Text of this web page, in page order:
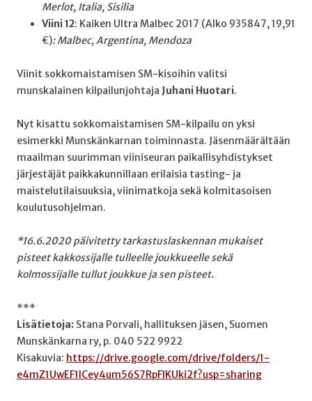
Merlot, Italia, Sisilia
Viini 12: Kaiken Ultra Malbec 2017 (Alko 935847, 19,91
€): Malbec, Argentina, Mendoza
Viinit sokkomaistamisen SM-kisoihin valitsi
munskalainen kilpailunjohtaja Juhani Huotari.
Nyt kisattu sokkomaistamisen SM-kilpailu on yksi
esimerkki Munskänkarnan toiminnasta. Jäsenmäärältään
maailman suurimman viiniseuran paikallisyhdistykset
järjestäjät paikkakunnillaan erilaisia tasting- ja
maistelutilaisuuksia, viinimatkoja sekä kolmitasoisen
koulutusohjelman.
*16.6.2020 päivitetty tarkastuslaskennan mukaiset
pisteet kakkossijalle tulleelle joukkueelle sekä
kolmossijalle tullut joukkue ja sen pisteet.
***
Lisätietoja: Stana Porvali, hallituksen jäsen, Suomen
Munskänkarna ry, p. 040 522 9922
Kisakuvia: https://drive.google.com/drive/folders/1-
e4mZ1UwEF1lCey4um56S7RpFlKUki2f?usp=sharing